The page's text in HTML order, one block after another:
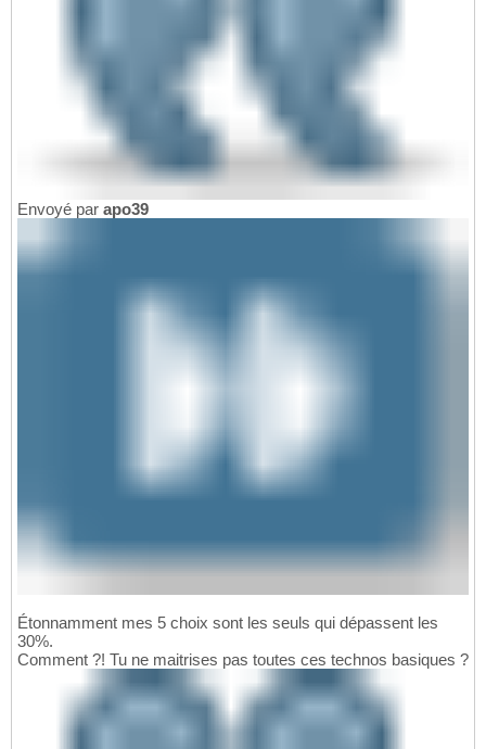
Envoyé par apo39
Étonnamment mes 5 choix sont les seuls qui dépassent les
30%.
Comment ?! Tu ne maitrises pas toutes ces technos basiques ?